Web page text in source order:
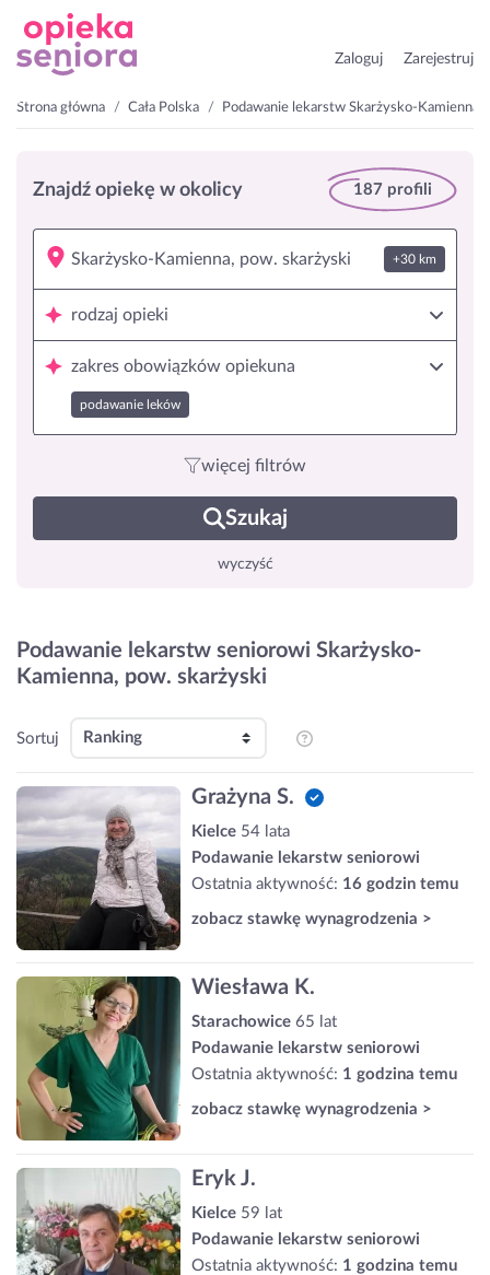
Zaloguj Zarejestruj
Strona główna Cała Polska Podawanie lekarstw Skarżysko-Kamienna,
Znajdź opiekę w okolicy 187 profili
+30 km
rodzaj opieki
zakres obowiązków opiekuna
podawanie leków
więcej filtrów
Szukaj
wyczyść
Podawanie lekarstw seniorowi Skarżysko-
Kamienna, pow. skarżyski
Sortuj
Grażyna S.
Kielce 54 lata
Podawanie lekarstw seniorowi
Ostatnia aktywność: 16 godzin temu
zobacz stawkę wynagrodzenia >
Wiesława K.
Starachowice 65 lat
Podawanie lekarstw seniorowi
Ostatnia aktywność: 1 godzina temu
zobacz stawkę wynagrodzenia >
Eryk J.
Kielce 59 lat
Podawanie lekarstw seniorowi
Ostatnia aktywność: 1 godzina temu